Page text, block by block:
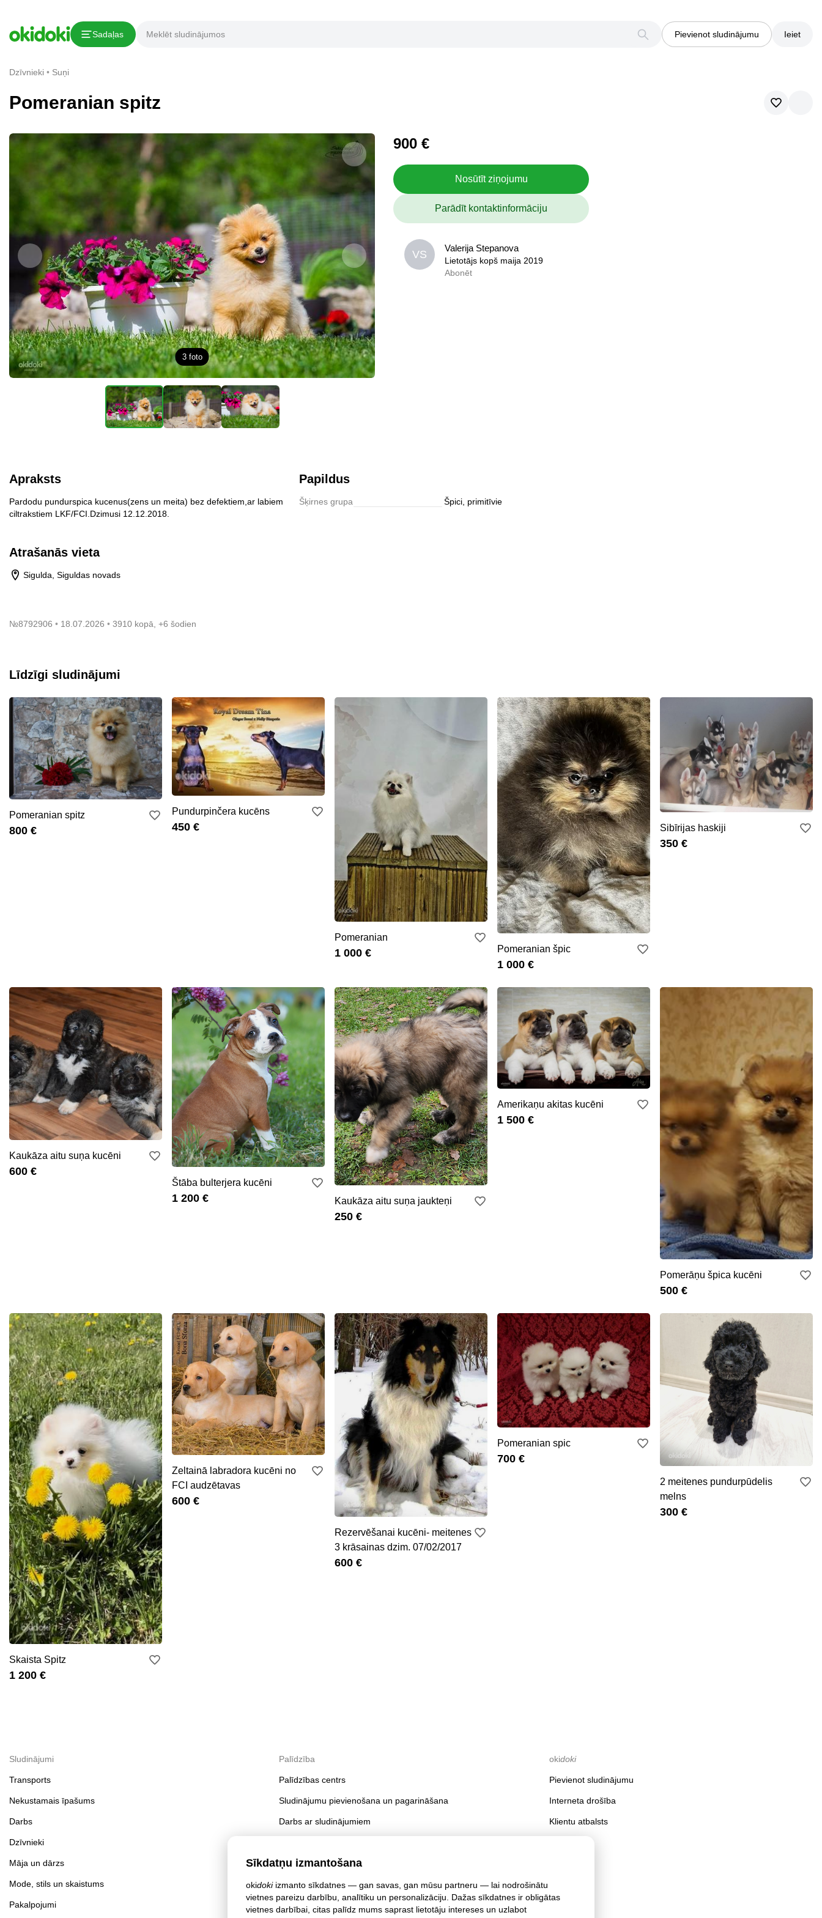
Sadaļas Pievienot sludinājumu Ieiet
Dzīvnieki Suņi
Pomeranian spitz
3 foto
900 €
Nosūtīt ziņojumu
Parādīt kontaktinformāciju
VS
Valerija Stepanova
Lietotājs kopš maija 2019
Abonēt
VS
Valerija Stepanova
Lietotājs kopš maija 2019
0,0
Apraksts
Pardodu pundurspica kucenus(zens un meita) bez defektiem,ar labiem
ciltrakstiem LKF/FCI.Dzimusi 12.12.2018.
Papildus
Šķirnes grupa Špici, primitīvie
Atrašanās vieta
Sigulda, Siguldas novads
№8792906 18.07.2026 3910 kopā, +6 šodien
Līdzīgi sludinājumi
Pomeranian spitz
800 €
Pundurpinčera kucēns
450 €
Pomeranian
1 000 € Pomeranian špic
1 000 €
Sibīrijas haskiji
350 €
Kaukāza aitu suņa kucēni
600 €
Štāba bulterjera kucēni
1 200 € Kaukāza aitu suņa jaukteņi
250 €
Amerikaņu akitas kucēni
1 500 €
Pomerāņu špica kucēni
500 €
Skaista Spitz
1 200 €
Zeltainā labradora kucēni no
FCI audzētavas
600 €
Rezervēšanai kucēni- meitenes
3 krāsainas dzim. 07/02/2017
600 €
Pomeranian spic
700 €
2 meitenes pundurpūdelis
melns
300 €
Sīkdatņu izmantošana
okidokiizmanto sīkdatnes — gan savas, gan mūsu partneru — lai nodrošinātu
vietnes pareizu darbību, analītiku un personalizāciju. Dažas sīkdatnes ir obligātas
vietnes darbībai, citas palīdz mums saprast lietotāju intereses un uzlabot
Sludinājumi
Transports
Nekustamais īpašums
Darbs
Dzīvnieki
Māja un dārzs
Mode, stils un skaistums
Pakalpojumi
Palīdzība
Palīdzības centrs
Sludinājumu pievienošana un pagarināšana
Darbs ar sludinājumiem
Konta drošība
okidoki
Pievienot sludinājumu
Interneta drošība
Klientu atbalsts
Kopēt saiti